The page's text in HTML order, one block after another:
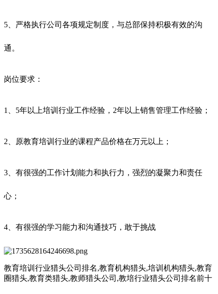
5、严格执行公司各项规定制度，与总部保持积极有效的沟
通。
岗位要求：
1、5年以上培训行业工作经验，2年以上销售管理工作经验；
2、原教育培训行业的课程产品价格在万元以上；
3、有很强的工作计划能力和执行力，强烈的凝聚力和责任
心；
4、有很强的学习能力和沟通技巧，敢于挑战
教育培训行业猎头公司排名,教育机构猎头,培训机构猎头,教育
圈猎头,教育类猎头,教师猎头公司,教培行业猎头公司排名前十